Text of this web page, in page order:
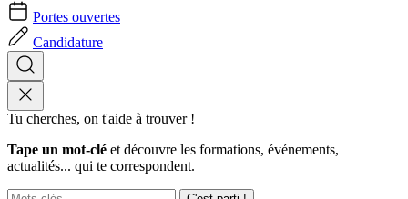
Portes ouvertes
Candidature
Tu cherches, on t'aide à trouver !
Tape un mot-clé et découvre les formations, événements,
actualités... qui te correspondent.